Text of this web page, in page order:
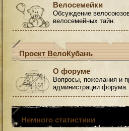
Велосемейки
Обсуждение
велосемейных тайн.
Проект ВелоКубань
О форуме
Вопросы, пожелания и
администрации форума.
Немного статистики